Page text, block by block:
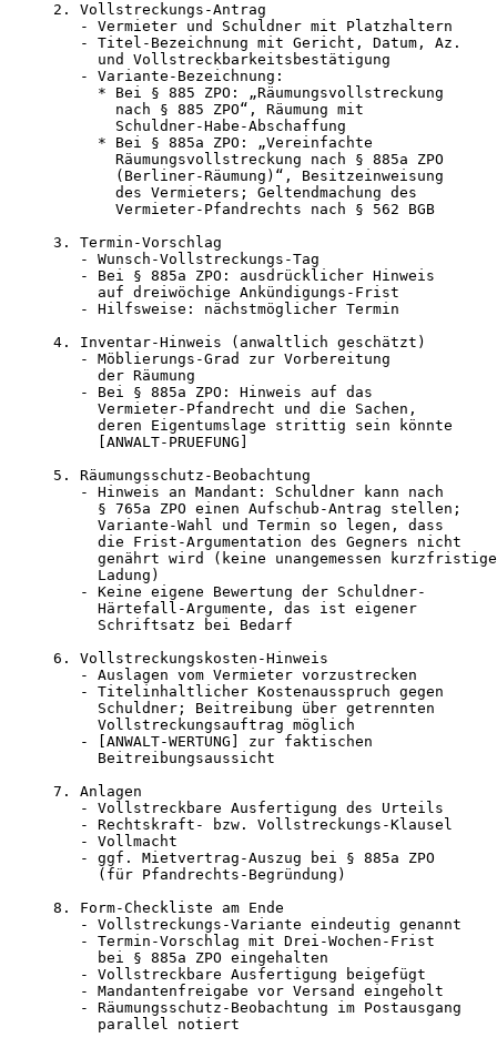
2. Vollstreckungs-Antrag
   - Vermieter und Schuldner mit Platzhaltern
   - Titel-Bezeichnung mit Gericht, Datum, Az.
     und Vollstreckbarkeitsbestätigung
   - Variante-Bezeichnung:
     * Bei § 885 ZPO: „Räumungsvollstreckung
       nach § 885 ZPO“, Räumung mit
       Schuldner-Habe-Abschaffung
     * Bei § 885a ZPO: „Vereinfachte
       Räumungsvollstreckung nach § 885a ZPO
       (Berliner-Räumung)“, Besitzeinweisung
       des Vermieters; Geltendmachung des
       Vermieter-Pfandrechts nach § 562 BGB
3. Termin-Vorschlag
   - Wunsch-Vollstreckungs-Tag
   - Bei § 885a ZPO: ausdrücklicher Hinweis
     auf dreiwöchige Ankündigungs-Frist
   - Hilfsweise: nächstmöglicher Termin
4. Inventar-Hinweis (anwaltlich geschätzt)
   - Möblierungs-Grad zur Vorbereitung
     der Räumung
   - Bei § 885a ZPO: Hinweis auf das
     Vermieter-Pfandrecht und die Sachen,
     deren Eigentumslage strittig sein könnte
     [ANWALT-PRUEFUNG]
5. Räumungsschutz-Beobachtung
   - Hinweis an Mandant: Schuldner kann nach
     § 765a ZPO einen Aufschub-Antrag stellen;
     Variante-Wahl und Termin so legen, dass
     die Frist-Argumentation des Gegners nicht
     genährt wird (keine unangemessen kurzfristige
     Ladung)
   - Keine eigene Bewertung der Schuldner-
     Härtefall-Argumente, das ist eigener
     Schriftsatz bei Bedarf
6. Vollstreckungskosten-Hinweis
   - Auslagen vom Vermieter vorzustrecken
   - Titelinhaltlicher Kostenausspruch gegen
     Schuldner; Beitreibung über getrennten
     Vollstreckungsauftrag möglich
   - [ANWALT-WERTUNG] zur faktischen
     Beitreibungsaussicht
7. Anlagen
   - Vollstreckbare Ausfertigung des Urteils
   - Rechtskraft- bzw. Vollstreckungs-Klausel
   - Vollmacht
   - ggf. Mietvertrag-Auszug bei § 885a ZPO
     (für Pfandrechts-Begründung)
8. Form-Checkliste am Ende
   - Vollstreckungs-Variante eindeutig genannt
   - Termin-Vorschlag mit Drei-Wochen-Frist
     bei § 885a ZPO eingehalten
   - Vollstreckbare Ausfertigung beigefügt
   - Mandantenfreigabe vor Versand eingeholt
   - Räumungsschutz-Beobachtung im Postausgang
     parallel notiert